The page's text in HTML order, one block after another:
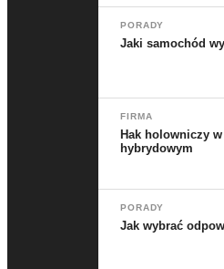
PORADY
Jaki samochód
FIRMA
Hak holowniczy
hybrydowym
PORADY
Jak wybrać